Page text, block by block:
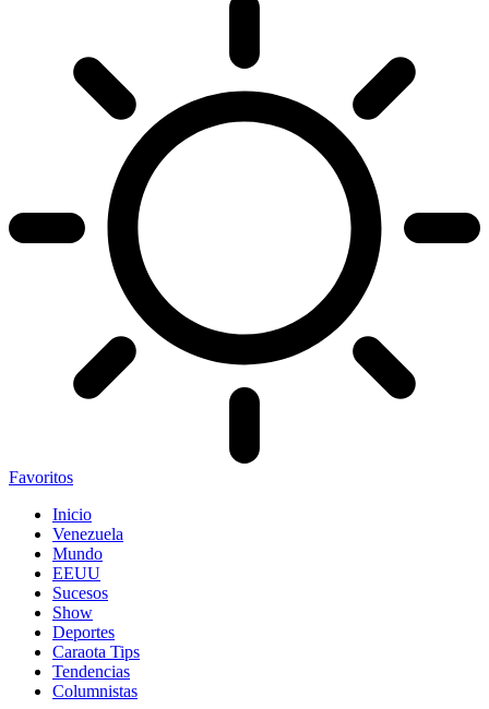
Favoritos
Inicio
Venezuela
Mundo
EEUU
Sucesos
Show
Deportes
Caraota Tips
Tendencias
Columnistas